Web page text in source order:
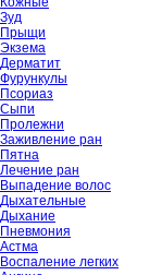
Зуд
Прыщи
Экзема
Дерматит
Фурункулы
Псориаз
Сыпи
Пролежни
Заживление ран
Пятна
Лечение ран
Выпадение волос
Дыхательные
Дыхание
Пневмония
Астма
Воспаление легких